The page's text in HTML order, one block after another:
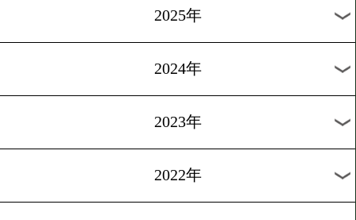
ワシル・ロマチェンコvs中谷正義
ンコ
会場:米国ラスベガスヴァージンホテル
ミドル級12回戦
6/19
vs